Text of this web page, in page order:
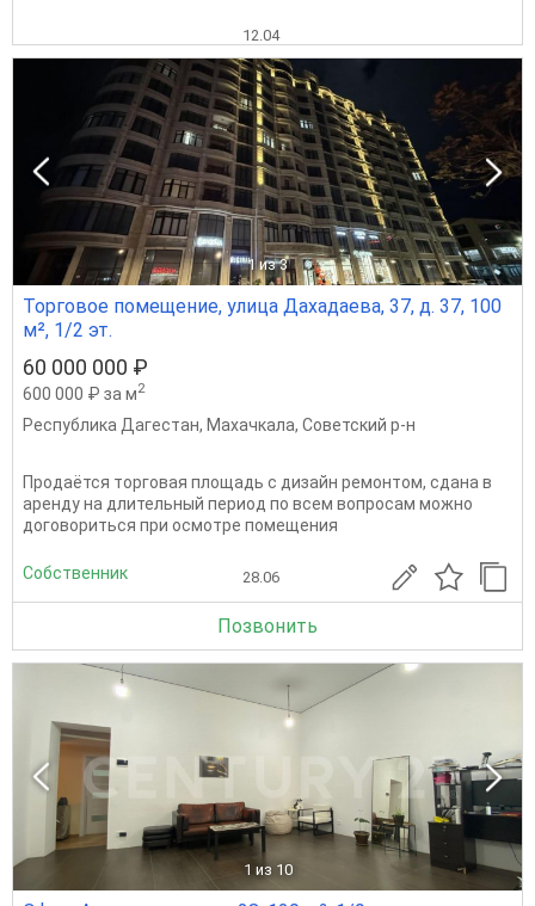
12.04
1 из 3
Торговое помещение, улица Дахадаева, 37, д. 37, 100
м², 1/2 эт.
60 000 000 ₽
600 000 ₽ за м2
Республика Дагестан, Махачкала, Советский р-н
Продаётся торговая площадь с дизайн ремонтом, сдана в
аренду на длительный период по всем вопросам можно
договориться при осмотре помещения
Собственник 28.06
Позвонить
1 из 10